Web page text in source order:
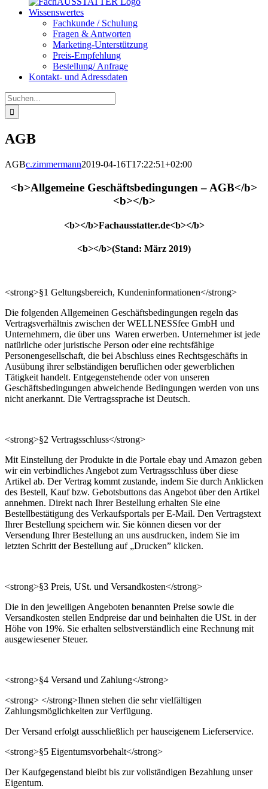
Wissenswertes
Fachkunde / Schulung
Fragen & Antworten
Marketing-Unterstützung
Preis-Empfehlung
Bestellung/ Anfrage
Kontakt- und Adressdaten
Suche
nach:
AGB
AGBc.zimmermann2019-04-16T17:22:51+02:00
<b>Allgemeine Geschäftsbedingungen – AGB</b>
<b></b>
<b></b>Fachausstatter.de<b></b>
<b></b>(Stand: März 2019)
<strong>§1 Geltungsbereich, Kundeninformationen</strong>
Die folgenden Allgemeinen Geschäftsbedingungen regeln das
Vertragsverhältnis zwischen der WELLNESSfee GmbH und
Unternehmern, die über uns Waren erwerben. Unternehmer ist jede
natürliche oder juristische Person oder eine rechtsfähige
Personengesellschaft, die bei Abschluss eines Rechtsgeschäfts in
Ausübung ihrer selbständigen beruflichen oder gewerblichen
Tätigkeit handelt. Entgegenstehende oder von unseren
Geschäftsbedingungen abweichende Bedingungen werden von uns
nicht anerkannt. Die Vertragssprache ist Deutsch.
<strong>§2 Vertragsschluss</strong>
Mit Einstellung der Produkte in die Portale ebay und Amazon geben
wir ein verbindliches Angebot zum Vertragsschluss über diese
Artikel ab. Der Vertrag kommt zustande, indem Sie durch Anklicken
des Bestell, Kauf bzw. Gebotsbuttons das Angebot über den Artikel
annehmen. Direkt nach Ihrer Bestellung erhalten Sie eine
Bestellbestätigung des Verkaufsportals per E-Mail. Den Vertragstext
Ihrer Bestellung speichern wir. Sie können diesen vor der
Versendung Ihrer Bestellung an uns ausdrucken, indem Sie im
letzten Schritt der Bestellung auf „Drucken” klicken.
<strong>§3 Preis, USt. und Versandkosten</strong>
Die in den jeweiligen Angeboten benannten Preise sowie die
Versandkosten stellen Endpreise dar und beinhalten die USt. in der
Höhe von 19%. Sie erhalten selbstverständlich eine Rechnung mit
ausgewiesener Steuer.
<strong>§4 Versand und Zahlung</strong>
<strong> </strong>Ihnen stehen die sehr vielfältigen
Zahlungsmöglichkeiten zur Verfügung.
Der Versand erfolgt ausschließlich per hauseigenem Lieferservice.
<strong>§5 Eigentumsvorbehalt</strong>
Der Kaufgegenstand bleibt bis zur vollständigen Bezahlung unser
Eigentum.